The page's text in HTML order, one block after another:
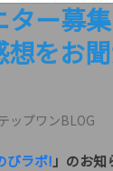
ター募
をお
ップワンBLOG
びラボ! 」のお知